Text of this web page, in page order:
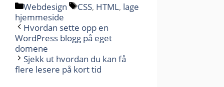
Kategorier
Webdesign Stikkord
CSS, HTML, lage
hjemmeside
Hvordan sette opp en
WordPress blogg på eget
domene
Sjekk ut hvordan du kan få
flere lesere på kort tid